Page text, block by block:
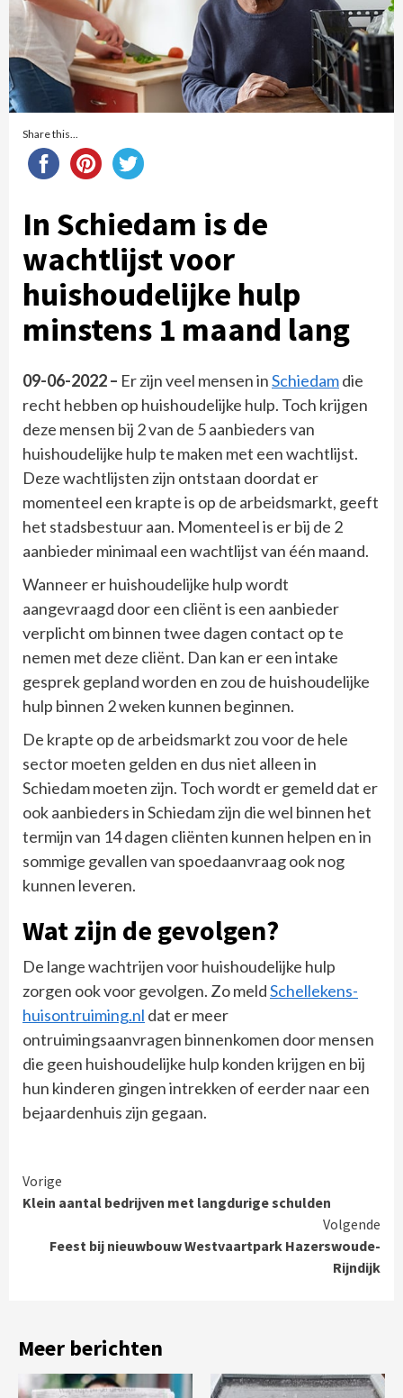
Share this...
In Schiedam is de
wachtlijst voor
huishoudelijke hulp
minstens 1 maand lang
09-06-2022 – Er zijn veel mensen inSchiedamdie
recht hebben op huishoudelijke hulp. Toch krijgen
deze mensen bij 2 van de 5 aanbieders van
huishoudelijke hulp te maken met een wachtlijst.
Deze wachtlijsten zijn ontstaan doordat er
momenteel een krapte is op de arbeidsmarkt, geeft
het stadsbestuur aan. Momenteel is er bij de 2
aanbieder minimaal een wachtlijst van één maand.
Wanneer er huishoudelijke hulp wordt
aangevraagd door een cliënt is een aanbieder
verplicht om binnen twee dagen contact op te
nemen met deze cliënt. Dan kan er een intake
gesprek gepland worden en zou de huishoudelijke
hulp binnen 2 weken kunnen beginnen.
De krapte op de arbeidsmarkt zou voor de hele
sector moeten gelden en dus niet alleen in
Schiedam moeten zijn. Toch wordt er gemeld dat er
ook aanbieders in Schiedam zijn die wel binnen het
termijn van 14 dagen cliënten kunnen helpen en in
sommige gevallen van spoedaanvraag ook nog
kunnen leveren.
Wat zijn de gevolgen?
De lange wachtrijen voor huishoudelijke hulp
zorgen ook voor gevolgen. Zo meldSchellekens-
huisontruiming.nl dat er meer
ontruimingsaanvragen binnenkomen door mensen
die geen huishoudelijke hulp konden krijgen en bij
hun kinderen gingen intrekken of eerder naar een
bejaardenhuis zijn gegaan.
Continue
Reading
Vorige
Klein aantal bedrijven met langdurige schulden
Volgende
Feest bij nieuwbouw Westvaartpark Hazerswoude-
Rijndijk
Meer berichten